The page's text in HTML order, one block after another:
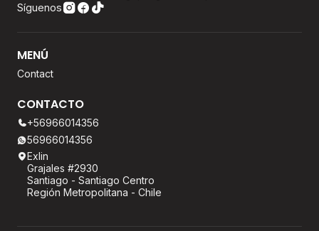
Síguenos
MENÚ
Contact
CONTACTO
+56966014356
56966014356
Exlin
Grajales #2930
Santiago - Santiago Centro
Región Metropolitana - Chile